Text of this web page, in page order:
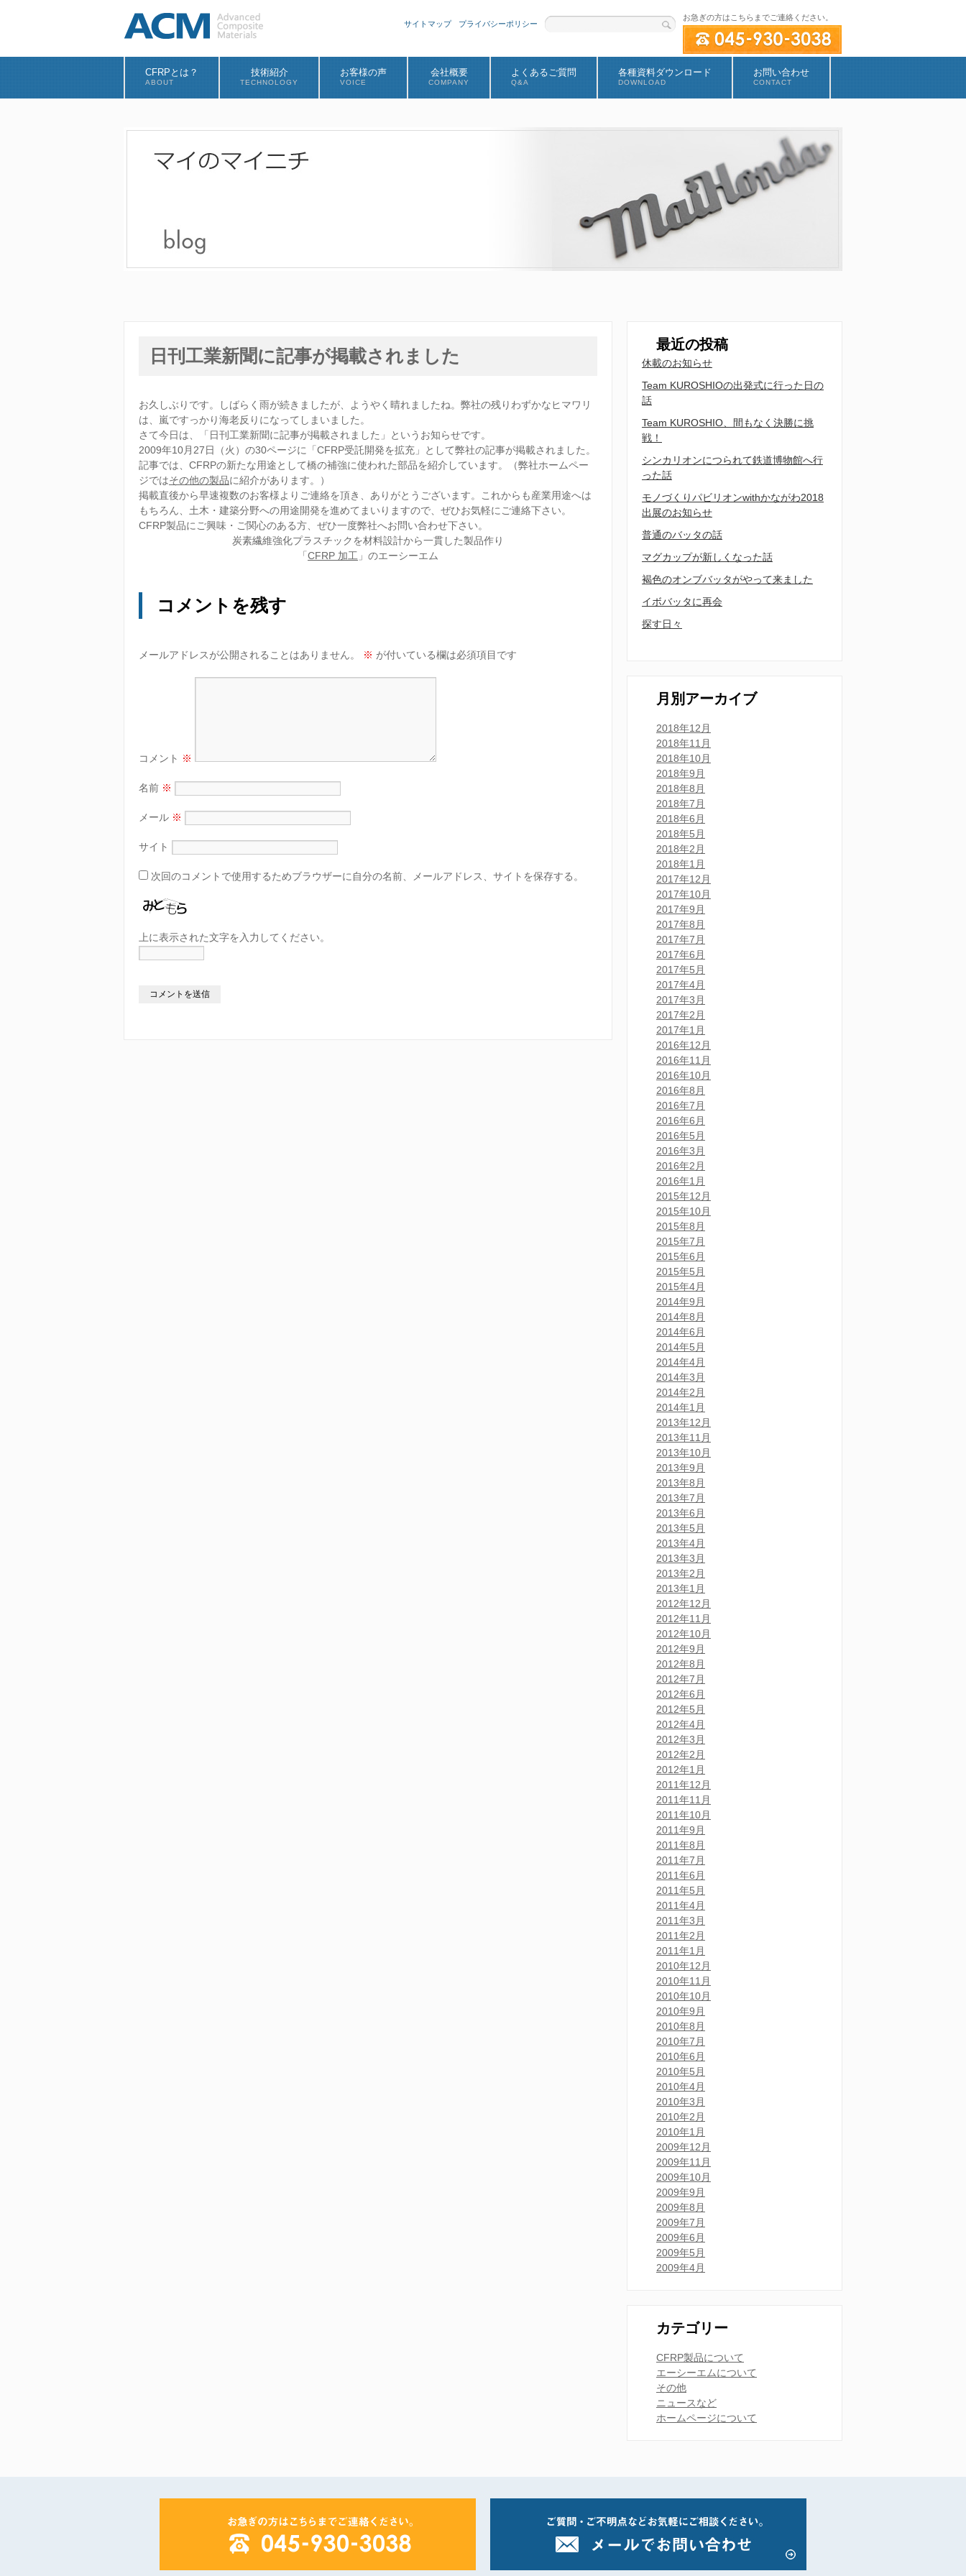
サイトマップ プライバシーポリシー
お急ぎの方はこちらまでご連絡ください。
CFRPとは？
ABOUT
技術紹介
TECHNOLOGY
お客様の声
VOICE
会社概要
COMPANY
よくあるご質問
Q&A
各種資料ダウンロード
DOWNLOAD
お問い合わせ
CONTACT
日刊工業新聞に記事が掲載されました
お久しぶりです。しばらく雨が続きましたが、ようやく晴れましたね。弊社の残りわずかなヒマワリ
は、嵐ですっかり海老反りになってしまいました。
さて今日は、「日刊工業新聞に記事が掲載されました」というお知らせです。
2009年10月27日（火）の30ページに「CFRP受託開発を拡充」として弊社の記事が掲載されました。
記事では、CFRPの新たな用途として橋の補強に使われた部品を紹介しています。（弊社ホームペー
ジではその他の製品に紹介があります。）
掲載直後から早速複数のお客様よりご連絡を頂き、ありがとうございます。これからも産業用途へは
もちろん、土木・建築分野への用途開発を進めてまいりますので、ぜひお気軽にご連絡下さい。
CFRP製品にご興味・ご関心のある方、ぜひ一度弊社へお問い合わせ下さい。
炭素繊維強化プラスチックを材料設計から一貫した製品作り
「 CFRP 加工 」のエーシーエム
コメントを残す
メールアドレスが公開されることはありません。 ※ が付いている欄は必須項目です
コメント ※
名前 ※
メール ※
サイト
次回のコメントで使用するためブラウザーに自分の名前、メールアドレス、サイトを保存する。
上に表示された文字を入力してください。
最近の投稿
休載のお知らせ
Team KUROSHIOの出発式に行った日の
話
Team KUROSHIO、間もなく決勝に挑
戦！
シンカリオンにつられて鉄道博物館へ行
った話
モノづくりパビリオンwithかながわ2018
出展のお知らせ
普通のバッタの話
マグカップが新しくなった話
褐色のオンブバッタがやって来ました
イボバッタに再会
探す日々
月別アーカイブ
2018年12月
2018年11月
2018年10月
2018年9月
2018年8月
2018年7月
2018年6月
2018年5月
2018年2月
2018年1月
2017年12月
2017年10月
2017年9月
2017年8月
2017年7月
2017年6月
2017年5月
2017年4月
2017年3月
2017年2月
2017年1月
2016年12月
2016年11月
2016年10月
2016年8月
2016年7月
2016年6月
2016年5月
2016年3月
2016年2月
2016年1月
2015年12月
2015年10月
2015年8月
2015年7月
2015年6月
2015年5月
2015年4月
2014年9月
2014年8月
2014年6月
2014年5月
2014年4月
2014年3月
2014年2月
2014年1月
2013年12月
2013年11月
2013年10月
2013年9月
2013年8月
2013年7月
2013年6月
2013年5月
2013年4月
2013年3月
2013年2月
2013年1月
2012年12月
2012年11月
2012年10月
2012年9月
2012年8月
2012年7月
2012年6月
2012年5月
2012年4月
2012年3月
2012年2月
2012年1月
2011年12月
2011年11月
2011年10月
2011年9月
2011年8月
2011年7月
2011年6月
2011年5月
2011年4月
2011年3月
2011年2月
2011年1月
2010年12月
2010年11月
2010年10月
2010年9月
2010年8月
2010年7月
2010年6月
2010年5月
2010年4月
2010年3月
2010年2月
2010年1月
2009年12月
2009年11月
2009年10月
2009年9月
2009年8月
2009年7月
2009年6月
2009年5月
2009年4月
カテゴリー
CFRP製品について
エーシーエムについて
その他
ニュースなど
ホームページについて